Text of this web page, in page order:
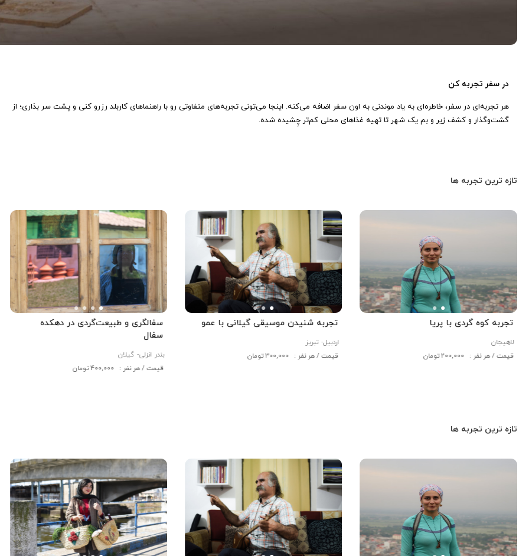
در سفر تجربه کن
هر تجربه‌ای در سفر، خاطره‌ای به یاد موندنی به اون سفر اضافه می‌کنه. اینجا می‌تونی تجربه‌های متفاوتی رو با راهنماهای کاربلد رزرو کنی و پشت سر بذاری؛ از
گشت‌و‌گذار و کشف زیر و بم یک شهر تا تهیه غذاهای محلی کم‌تر چِشیده شده.
تازه ترین تجربه ها
تجربه کوه گردی با پریا
لاهیجان
قیمت / هر نفر : 200,000 تومان
تجربه شنیدن موسیقی گیلانی با عمو
اردبیل- تبریز
قیمت / هر نفر : 300,000 تومان
سفالگری و طبیعت‌گردی در دهکده
سفال
بندر انزلی- گیلان
قیمت / هر نفر : 400,000 تومان
تازه ترین تجربه ها